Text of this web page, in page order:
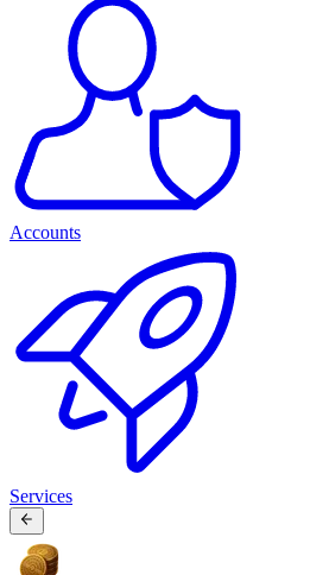
Accounts
Services